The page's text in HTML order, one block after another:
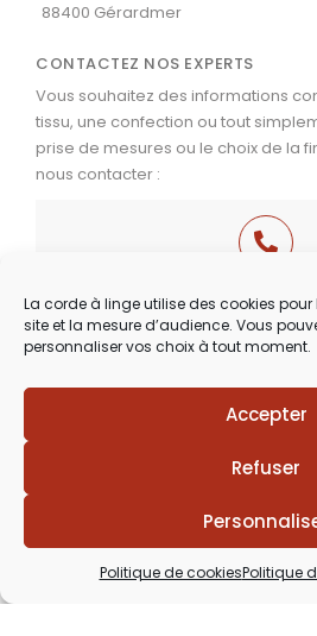
La corde à linge utilise des cookies
site et la mesure d’audience. Vous
personnaliser vos choix à tout moment.
Accepter
Refuser
Politique de cookiesPolitique
88400 Gérardmer
CONTACTEZ NOS EXPERTS
Vous souhaitez des informations
tissu, une confection ou tout
prise de mesures ou le choix de la
nous contacter :
03 29 60
Du Mardi au